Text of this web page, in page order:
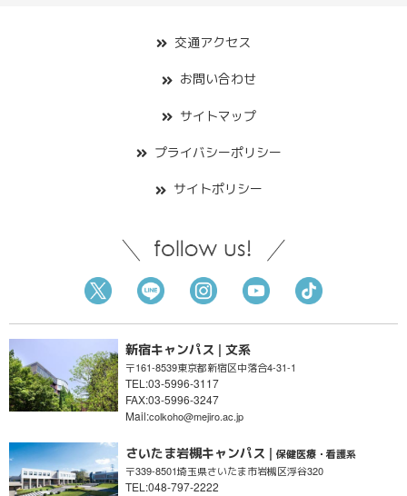
交通アクセス
お問い合わせ
サイトマップ
プライバシーポリシー
サイトポリシー
新宿キャンパス | 文系
〒161-8539東京都新宿区中落合4-31-1
TEL:03-5996-3117
FAX:03-5996-3247
Mail:colkoho@mejiro.ac.jp
さいたま岩槻キャンパス | 保健医療・看護系
〒339-8501埼玉県さいたま市岩槻区浮谷320
TEL:048-797-2222